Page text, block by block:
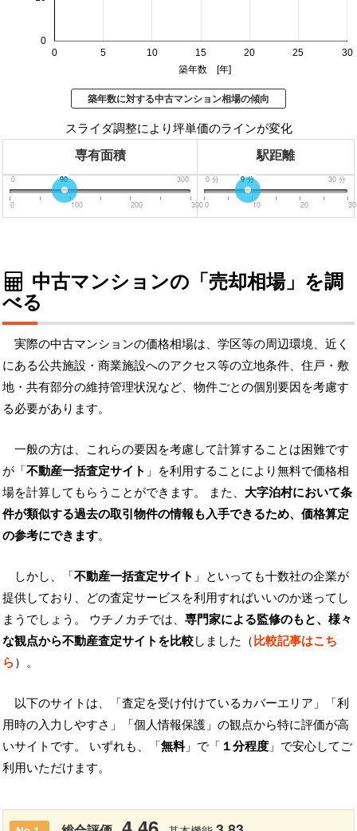
0 5 10 15 20 25 30
0
築年数 [年]
築年数に対する中古マンション相場の傾向
スライダ調整により坪単価のラインが変化
専有面積 駅距離
0 300
90
0 100 200 300
0 分 30 分
9分
0 10 20 30
中古マンションの「売却相場」を調
べる
実際の中古マンションの価格相場は、学区等の周辺環境、近く
にある公共施設・商業施設へのアクセス等の立地条件、住戸・敷
地・共有部分の維持管理状況など、物件ごとの個別要因を考慮す
る必要があります。
一般の方は、これらの要因を考慮して計算することは困難です
が「不動産一括査定サイト 」を利用することにより無料で価格相
場を計算してもらうことができます。 また、 大字泊村において条
件が類似する過去の取引物件の情報も入手できるため、価格算定
の参考にできます。
しかし、「不動産一括査定サイト 」といっても十数社の企業が
提供しており、どの査定サービスを利用すればいいのか迷ってし
まうでしょう。 ウチノカチでは、 専門家による監修のもと、様々
な観点から不動産査定サイトを比較しました（比較記事はこち
ら）。
以下のサイトは、「査定を受け付けているカバーエリア」「利
用時の入力しやすさ」「個人情報保護」の観点から特に評価が高
いサイトです。 いずれも、「無料」で「 １分程度 」で安心してご
利用いただけます。